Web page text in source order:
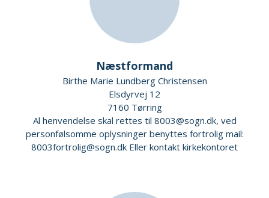
Næstformand
Birthe Marie Lundberg Christensen
Elsdyrvej 12
7160 Tørring
Al henvendelse skal rettes til 8003@sogn.dk, ved
personfølsomme oplysninger benyttes fortrolig mail:
8003fortrolig@sogn.dk Eller kontakt kirkekontoret